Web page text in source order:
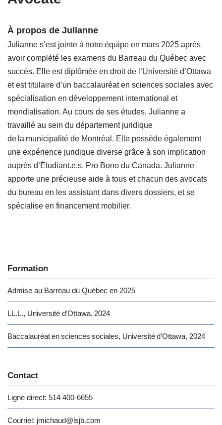
À propos de Julianne
Julianne s’est jointe à notre équipe en mars 2025 après
avoir complété les examens du Barreau du Québec avec
succès. Elle est diplômée en droit de l’Université d’Ottawa
et est titulaire d’un baccalauréat en sciences sociales avec
spécialisation en développement international et
mondialisation. Au cours de ses études, Julianne a
travaillé au sein du département juridique
de la municipalité de Montréal. Elle possède également
une expérience juridique diverse grâce à son implication
auprès d’Étudiant.e.s. Pro Bono du Canada. Julianne
apporte une précieuse aide à tous et chacun des avocats
du bureau en les assistant dans divers dossiers, et se
spécialise en financement mobilier.
Formation
Admise au Barreau du Québec en 2025
LL.L., Université d’Ottawa, 2024
Baccalauréat en sciences sociales, Université d’Ottawa, 2024
Contact
Ligne direct: 514 400-6655
Courriel: jmichaud@lsjb.com